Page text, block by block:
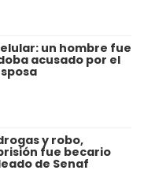
un hombre fue
acusado por el
y robo,
fue becario
de Senaf